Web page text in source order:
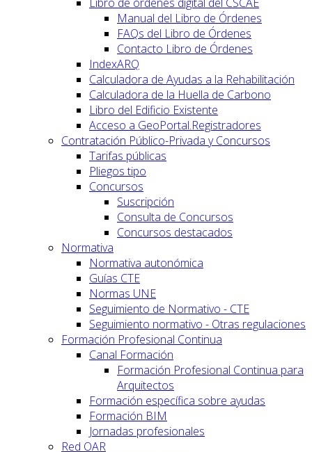
Manual del Libro de Órdenes
FAQs del Libro de Órdenes
Contacto Libro de Órdenes
IndexARQ
Calculadora de Ayudas a la Rehabilitación
Calculadora de la Huella de Carbono
Libro del Edificio Existente
Acceso a GeoPortal.Registradores
Contratación Público-Privada y Concursos
Tarifas públicas
Pliegos tipo
Concursos
Suscripción
Consulta de Concursos
Concursos destacados
Normativa
Normativa autonómica
Guías CTE
Normas UNE
Seguimiento de Normativo - CTE
Seguimiento normativo - Otras regulaciones
Formación Profesional Continua
Canal Formación
Formación Profesional Continua para
Arquitectos
Formación específica sobre ayudas
Formación BIM
Jornadas profesionales
Red OAR